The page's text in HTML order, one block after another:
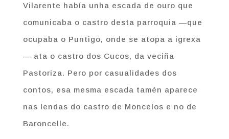
Vilarente había unha escada de ouro que
comunicaba o castro desta parroquia —que
ocupaba o Puntigo, onde se atopa a igrexa
— ata o castro dos Cucos, da veciña
Pastoriza. Pero por casualidades dos
contos, esa mesma escada tamén aparece
nas lendas do castro de Moncelos e no de
Baroncelle.